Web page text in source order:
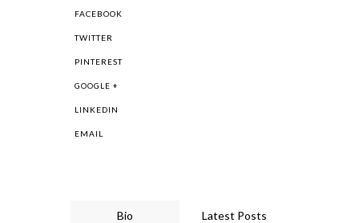
FACEBOOK
TWITTER
PINTEREST
GOOGLE +
LINKEDIN
EMAIL
Bio Latest Posts